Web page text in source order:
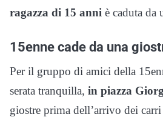
ragazza di 15 anni è caduta da
15enne cade da una
Per il gruppo di amici della
serata tranquilla, in piazza
giostre prima dell’arrivo dei